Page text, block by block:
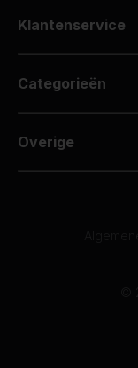
Klantenservice
Categorieën
Overige